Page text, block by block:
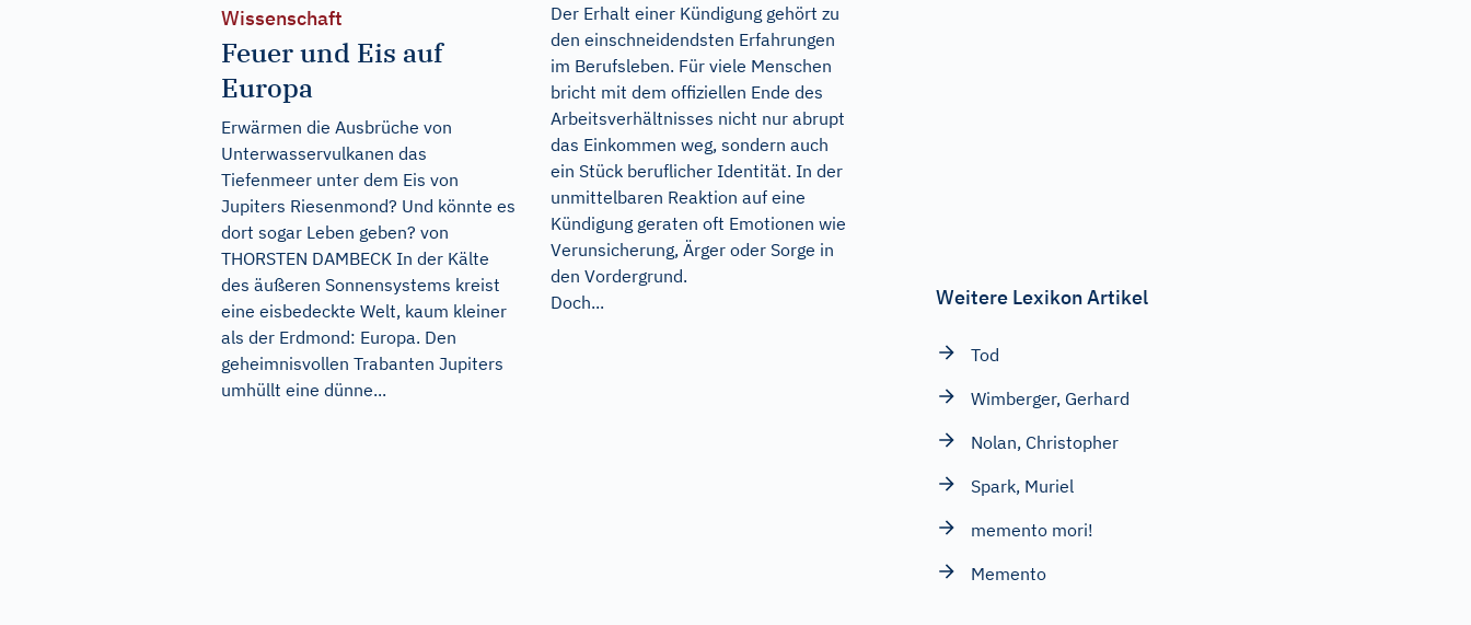
Wissenschaft
Feuer und Eis auf
Europa
Erwärmen die Ausbrüche von
Unterwasservulkanen das
Tiefenmeer unter dem Eis von
Jupiters Riesenmond? Und könnte es
dort sogar Leben geben? von
THORSTEN DAMBECK In der Kälte
des äußeren Sonnensystems kreist
eine eisbedeckte Welt, kaum kleiner
als der Erdmond: Europa. Den
geheimnisvollen Trabanten Jupiters
umhüllt eine dünne...
Der Erhalt einer Kündigung gehört zu
den einschneidendsten Erfahrungen
im Berufsleben. Für viele Menschen
bricht mit dem offiziellen Ende des
Arbeitsverhältnisses nicht nur abrupt
das Einkommen weg, sondern auch
ein Stück beruflicher Identität. In der
unmittelbaren Reaktion auf eine
Kündigung geraten oft Emotionen wie
Verunsicherung, Ärger oder Sorge in
den Vordergrund.
Doch...
Weitere Lexikon Artikel
Tod
Wimberger, Gerhard
Nolan, Christopher
Spark, Muriel
memento mori!
Memento